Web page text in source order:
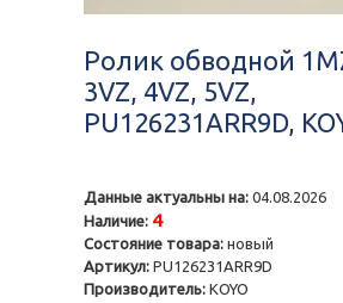
Ролик обводной
3VZ, 4VZ, 5VZ,
PU126231ARR9D,
Данные актуальны на: 04.08.2026
Наличие: 4
Состояние товара: новый
Артикул: PU126231ARR9D
Производитель: KOYO